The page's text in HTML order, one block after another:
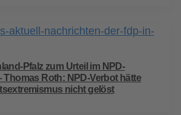
Pfalz zum Urteil im NPD-
Thomas Roth: NPD-Verbot hätte
nicht gelöst